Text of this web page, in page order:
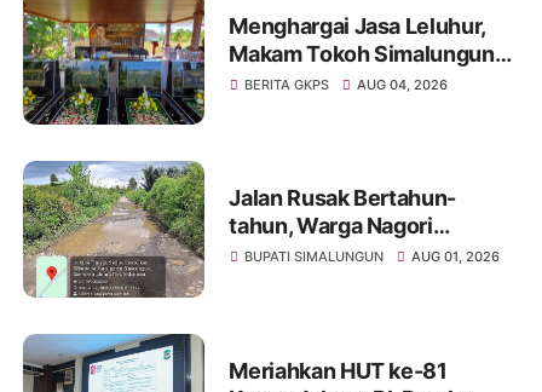
Menghargai Jasa Leluhur,
Makam Tokoh Simalungun
dr. Djasamen Saragih Resmi
BERITA GKPS AUG 04, 2026
Jalan Rusak Bertahun-
tahun, Warga Nagori
Sibangun Mariah Bergotong
BUPATI SIMALUNGUN AUG 01, 2026
Meriahkan HUT ke-81